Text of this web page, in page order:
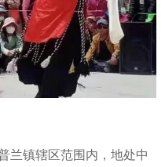
兰镇辖区范围内，地处中